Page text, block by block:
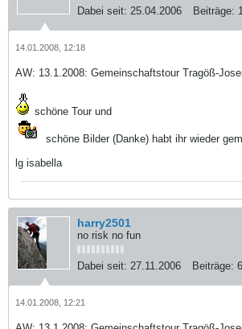
Dabei seit: 25.04.2006 Beiträge:
14.01.2008, 12:18
AW: 13.1.2008: Gemeinschaftstour Tragöß-
schöne Tour und
schöne Bilder (Danke) habt ihr wieder
lg isabella
harry2501
no risk no fun
Dabei seit: 27.11.2006 Beiträge:
14.01.2008, 12:21